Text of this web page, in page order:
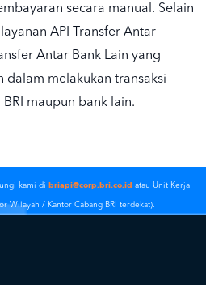
secara manual. Selain
API Transfer Antar
Antar Bank Lain yang
dalam melakukan transaksi
maupun bank lain.
kami di briapi@corp.bri.co.id atau Unit Kerja
Wilayah / Kantor Cabang BRI terdekat).